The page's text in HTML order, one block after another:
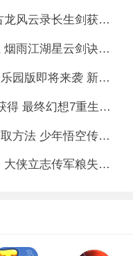
古龙风云录长生剑如何获取 古龙风云录长生剑获取技巧
烟雨江湖星云剑诀的获得途径 烟雨江湖星云剑诀怎么得到
《模拟城市：我是市长》缤纷乐园版即将来袭 新版亮点抢先看
最终幻想7重生棱镜长杖怎么获得 最终幻想7重生棱镜长杖获取方法
少年悟空传游戏中珍稀道具获取方法 少年悟空传游戏珍稀道具如何获取
大侠立志传军粮失窃任务攻略 大侠立志传军粮失窃任务如何做